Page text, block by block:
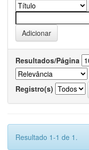
Resultados/Página
Registro(s)
Resultado 1-1 de 1.